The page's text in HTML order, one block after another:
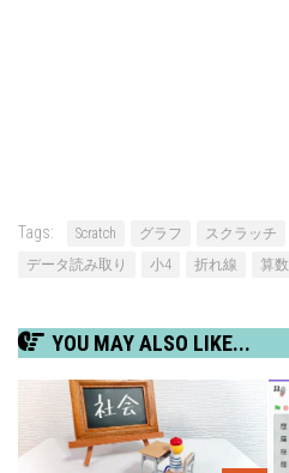
Tags: Scratch グラフ スクラッチ
データ読み取り
小4 折れ線 算数
YOU MAY ALSO LIKE...